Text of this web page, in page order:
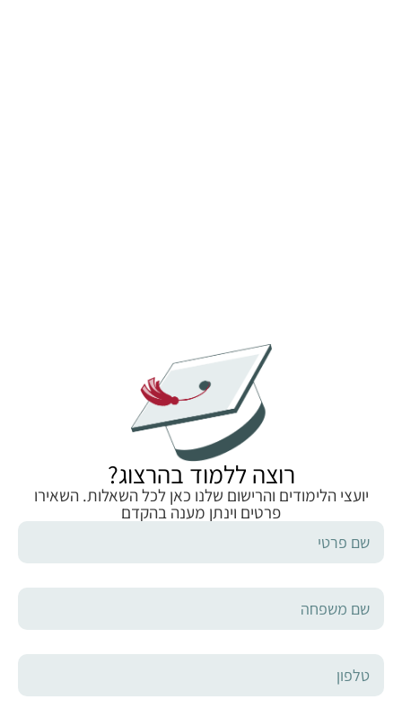
רוצה ללמוד בהרצוג?
יועצי הלימודים והרישום שלנו כאן לכל השאלות. השאירו
פרטים וינתן מענה בהקדם